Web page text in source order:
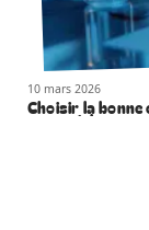
10 mars 2026
Choisir la
essentiels